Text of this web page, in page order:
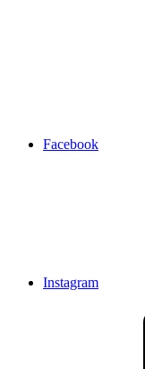
Facebook
Instagram